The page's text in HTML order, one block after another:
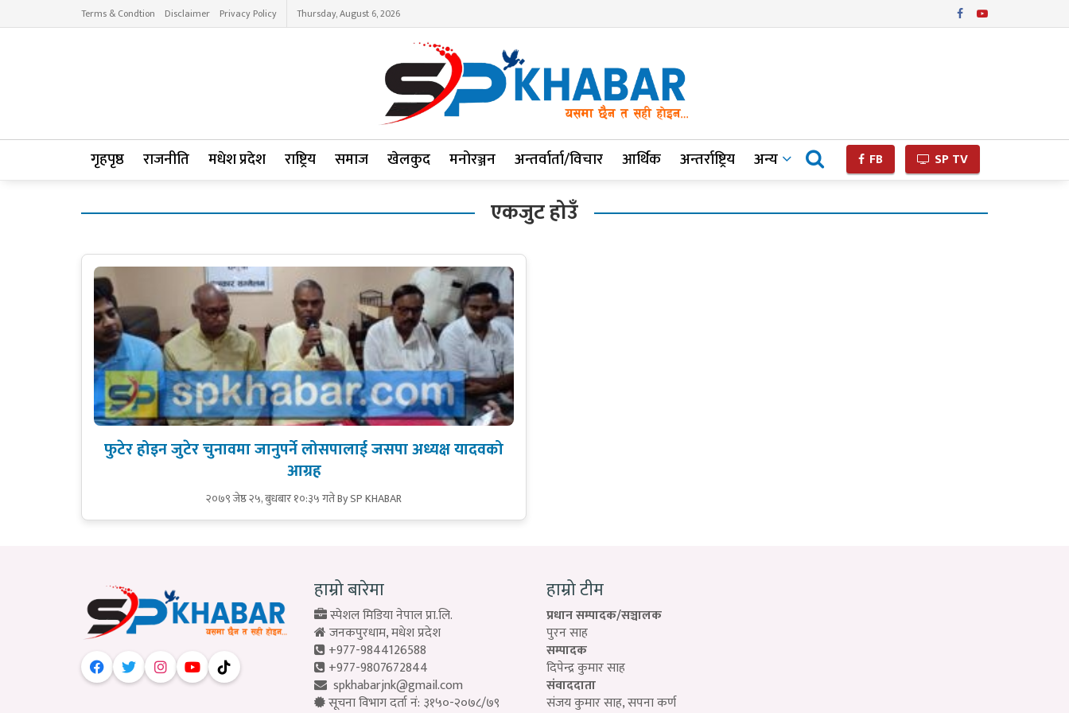
Terms & Condtion Disclaimer Privacy Policy Thursday, August 6, 2026
गृहपृष्ठ राजनीति मधेश प्रदेश राष्ट्रिय समाज खेलकुद मनोरञ्जन अन्तर्वार्ता/विचार आर्थिक अन्तर्राष्ट्रिय अन्य FB SP TV
एकजुट होउँ
फुटेर होइन जुटेर चुनावमा जानुपर्ने लोसपालाई जसपा अध्यक्ष यादवको
आग्रह
२०७९ जेष्ठ २५, बुधबार १०:३५ गतेBy SP KHABAR
हाम्रो बारेमा
स्पेशल मिडिया नेपाल प्रा.लि.
जनकपुरधाम, मधेश प्रदेश
+977-9844126588
+977-9807672844
spkhabarjnk@gmail.com
सूचना विभाग दर्ता नं: ३१५०-२०७८/७९
हाम्रो टीम
प्रधान सम्पादक/सञ्चालक
पुरन साह
सम्पादक
दिपेन्द्र कुमार साह
संवाददाता
संजय कुमार साह, सपना कर्ण